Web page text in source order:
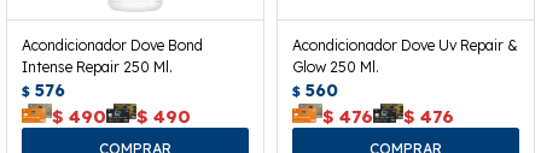
Acondicionador Dove Bond
Intense Repair 250 Ml.
$ 576
$ 490 $ 490
Acondicionador Dove Uv Repair &
Glow 250 Ml.
$ 560
$ 476 $ 476